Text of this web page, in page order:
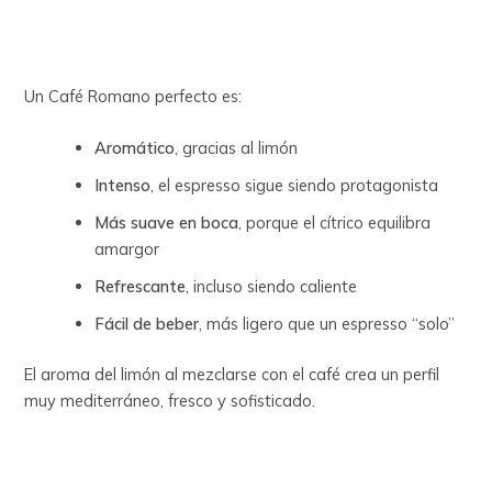
Un Café Romano perfecto es:
Aromático, gracias al limón
Intenso, el espresso sigue siendo protagonista
Más suave en boca, porque el cítrico equilibra
amargor
Refrescante, incluso siendo caliente
Fácil de beber, más ligero que un espresso “solo”
El aroma del limón al mezclarse con el café crea un perfil
muy mediterráneo, fresco y sofisticado.